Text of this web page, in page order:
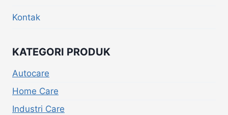
Kontak
KATEGORI PRODUK
Autocare
Home Care
Industri Care